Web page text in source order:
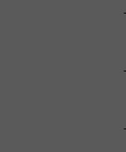
-
-
-